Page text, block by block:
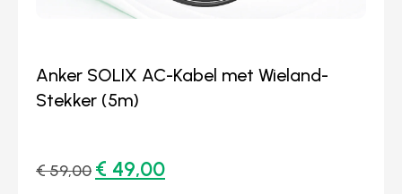
Anker SOLIX AC-Kabel met Wieland-
Stekker (5m)
€59,00 € 49,00